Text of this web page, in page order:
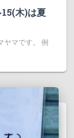
木)は夏
ヤマです。 例